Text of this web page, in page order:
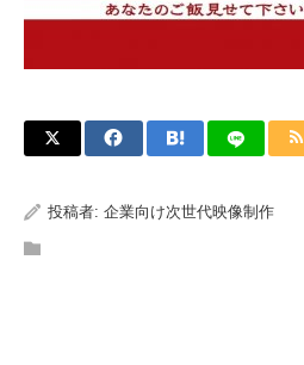
投稿者: 企業向け次世代映像制作